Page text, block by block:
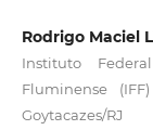
Rodrigo Maciel
Instituto
Fluminense
Goytacazes/RJ